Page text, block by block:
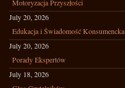
Motoryzacja Przyszłości
July 20, 2026
Edukacja i Świadomość Konsumencka
July 20, 2026
Porady Ekspertów
July 18, 2026